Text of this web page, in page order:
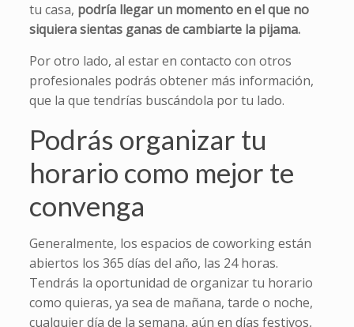
tu casa, podría llegar un momento en el que no
siquiera sientas ganas de cambiarte la pijama.
Por otro lado, al estar en contacto con otros
profesionales podrás obtener más información,
que la que tendrías buscándola por tu lado.
Podrás organizar tu
horario como mejor te
convenga
Generalmente, los espacios de coworking están
abiertos los 365 días del año, las 24 horas.
Tendrás la oportunidad de organizar tu horario
como quieras, ya sea de mañana, tarde o noche,
cualquier día de la semana, aún en días festivos,